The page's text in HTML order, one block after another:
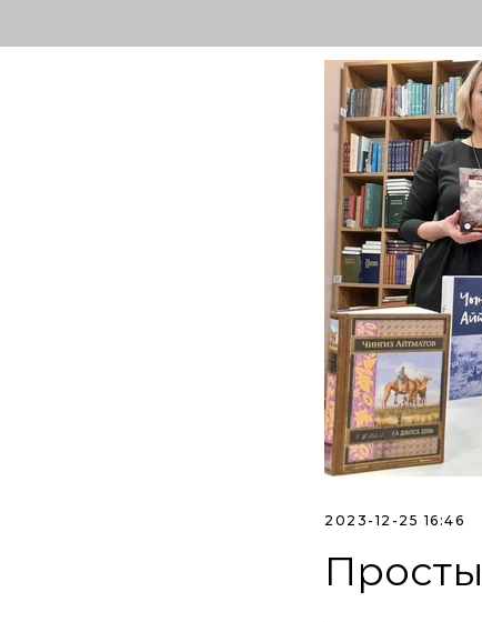
2023-12-25 16:46